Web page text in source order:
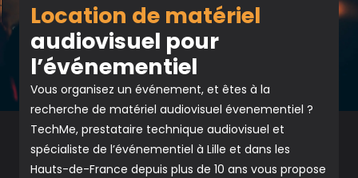
Location de matériel
audiovisuel pour
l’événementiel
Vous organisez un événement, et êtes à la
recherche de matériel audiovisuel évenementiel ?
TechMe, prestataire technique audiovisuel et
spécialiste de l’événementiel à Lille et dans les
Hauts-de-France depuis plus de 10 ans vous propose